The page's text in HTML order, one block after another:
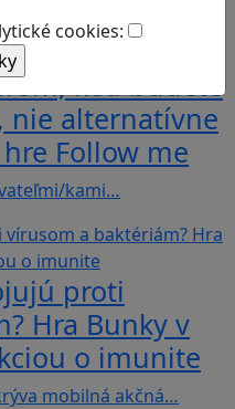
cookies:
keď budete
nie alternatívne
Follow me
kami…
proti
Hra Bunky v
o imunite
mobilná akčná…